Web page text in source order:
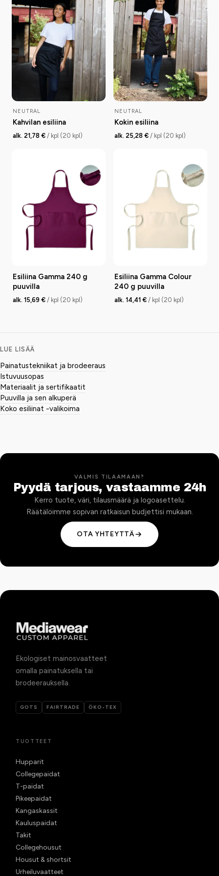
NEUTRAL
Kahvilan esiliina
alk. 21,78 € / kpl (20 kpl)
NEUTRAL
Kokin esiliina
alk. 25,28 € / kpl (20 kpl)
Esiliina Gamma 240 g
puuvilla
alk. 15,69 € / kpl (20 kpl)
Esiliina Gamma Colour
240 g puuvilla
alk. 14,41 € / kpl (20 kpl)
LUE LISÄÄ
Painatustekniikat ja brodeeraus
Istuvuusopas
Materiaalit ja sertifikaatit
Puuvilla ja sen alkuperä
Koko esiliinat -valikoima
VALMIS TILAAMAAN?
Pyydä tarjous, vastaamme 24h
Kerro tuote, väri, tilausmäärä ja logoasettelu.
Räätälöimme sopivan ratkaisun budjettisi mukaan.
OTA YHTEYTTÄ
Ekologiset mainosvaatteet
omalla painatuksella tai
brodeerauksella.
GOTS FAIRTRADE ÖKO-TEX
TUOTTEET
Hupparit
Collegepaidat
T-paidat
Pikeepaidat
Kangaskassit
Kauluspaidat
Takit
Collegehousut
Housut & shortsit
Urheiluvaatteet